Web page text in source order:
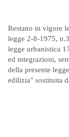
Restano in vigore
legge 2-8-1975,
legge urbanistica
ed integrazioni,
della presente
edilizia" sostituita